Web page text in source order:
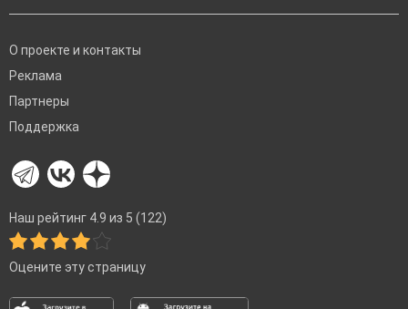
О проекте и контакты
Реклама
Партнеры
Поддержка
Наш рейтинг 4.9 из 5 (122)
Оцените эту страницу